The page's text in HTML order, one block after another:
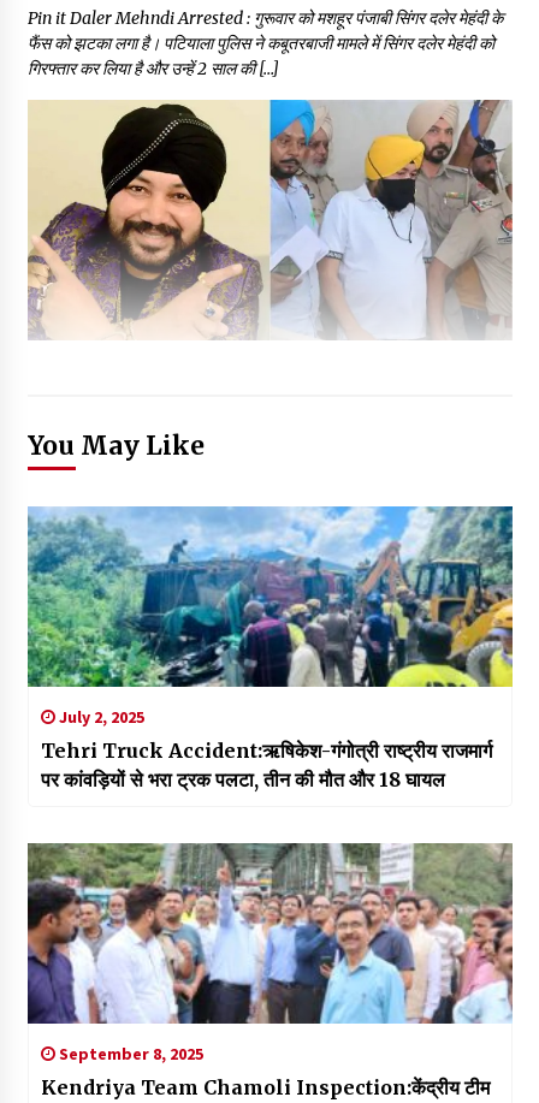
Pin it Daler Mehndi Arrested : गुरूवार को मशहूर पंजाबी सिंगर दलेर मेहंदी के
फैंस को झटका लगा है। पटियाला पुलिस ने कबूतरबाजी मामले में सिंगर दलेर मेहंदी को
गिरफ्तार कर लिया है और उन्हें 2 साल की […]
You May Like
July 2, 2025
Tehri Truck Accident:ऋषिकेश-गंगोत्री राष्ट्रीय राजमार्ग
पर कांवड़ियों से भरा ट्रक पलटा, तीन की मौत और 18 घायल
September 8, 2025
Kendriya Team Chamoli Inspection:केंद्रीय टीम